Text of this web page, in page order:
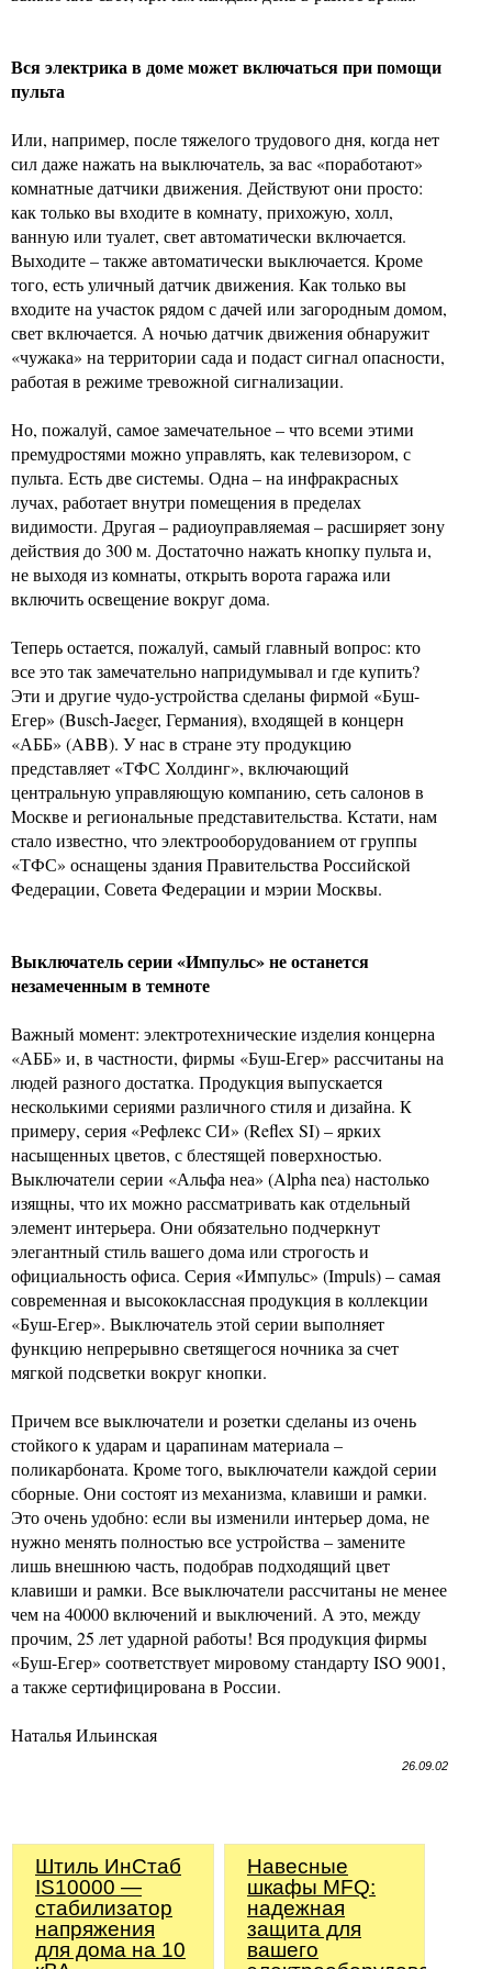
Вся электрика в доме может включаться при помощи
пульта
Или, например, после тяжелого трудового дня, когда нет
сил даже нажать на выключатель, за вас «поработают»
комнатные датчики движения. Действуют они просто:
как только вы входите в комнату, прихожую, холл,
ванную или туалет, свет автоматически включается.
Выходите – также автоматически выключается. Кроме
того, есть уличный датчик движения. Как только вы
входите на участок рядом с дачей или загородным домом,
свет включается. А ночью датчик движения обнаружит
«чужака» на территории сада и подаст сигнал опасности,
работая в режиме тревожной сигнализации.
Но, пожалуй, самое замечательное – что всеми этими
премудростями можно управлять, как телевизором, с
пульта. Есть две системы. Одна – на инфракрасных
лучах, работает внутри помещения в пределах
видимости. Другая – радиоуправляемая – расширяет зону
действия до 300 м. Достаточно нажать кнопку пульта и,
не выходя из комнаты, открыть ворота гаража или
включить освещение вокруг дома.
Теперь остается, пожалуй, самый главный вопрос: кто
все это так замечательно напридумывал и где купить?
Эти и другие чудо-устройства сделаны фирмой «Буш-
Егер» (Busch-Jaeger, Германия), входящей в концерн
«АББ» (ABB). У нас в стране эту продукцию
представляет «ТФС Холдинг», включающий
центральную управляющую компанию, сеть салонов в
Москве и региональные представительства. Кстати, нам
стало известно, что электрооборудованием от группы
«ТФС» оснащены здания Правительства Российской
Федерации, Совета Федерации и мэрии Москвы.
Выключатель серии «Импульс» не останется
незамеченным в темноте
Важный момент: электротехнические изделия концерна
«АББ» и, в частности, фирмы «Буш-Егер» рассчитаны на
людей разного достатка. Продукция выпускается
несколькими сериями различного стиля и дизайна. К
примеру, серия «Рефлекс СИ» (Reflex SI) – ярких
насыщенных цветов, с блестящей поверхностью.
Выключатели серии «Альфа неа» (Alpha nea) настолько
изящны, что их можно рассматривать как отдельный
элемент интерьера. Они обязательно подчеркнут
элегантный стиль вашего дома или строгость и
официальность офиса. Серия «Импульс» (Impuls) – самая
современная и высококлассная продукция в коллекции
«Буш-Егер». Выключатель этой серии выполняет
функцию непрерывно светящегося ночника за счет
мягкой подсветки вокруг кнопки.
Причем все выключатели и розетки сделаны из очень
стойкого к ударам и царапинам материала –
поликарбоната. Кроме того, выключатели каждой серии
сборные. Они состоят из механизма, клавиши и рамки.
Это очень удобно: если вы изменили интерьер дома, не
нужно менять полностью все устройства – замените
лишь внешнюю часть, подобрав подходящий цвет
клавиши и рамки. Все выключатели рассчитаны не менее
чем на 40000 включений и выключений. А это, между
прочим, 25 лет ударной работы! Вся продукция фирмы
«Буш-Егер» соответствует мировому стандарту ISO 9001,
а также сертифицирована в России.
Наталья Ильинская
26.09.02
Штиль ИнСтаб
IS10000 —
стабилизатор
напряжения
для дома на 10
Навесные
шкафы MFQ:
надежная
защита для
вашего